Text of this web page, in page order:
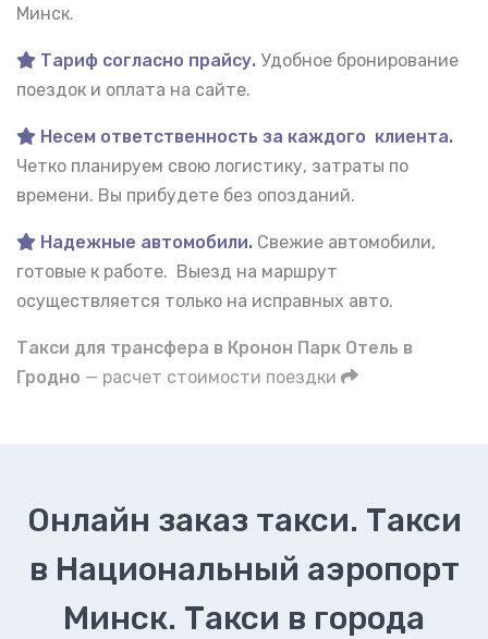
Минск.
Тариф согласно прайсу. Удобное бронирование
поездок и оплата на сайте.
Несем ответственность за каждого клиента.
Четко планируем свою логистику, затраты по
времени. Вы прибудете без опозданий.
Надежные автомобили. Свежие автомобили,
готовые к работе. Выезд на маршрут
осуществляется только на исправных авто.
Такси для трансфера в Кронон Парк Отель в
Гродно — расчет стоимости поездки
Онлайн заказ такси. Такси
в Национальный аэропорт
Минск. Такси в города